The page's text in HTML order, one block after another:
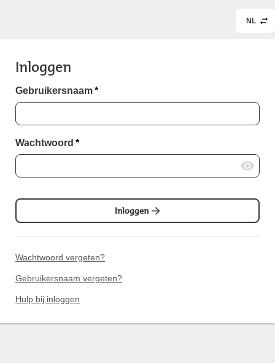
NL
Inloggen
Gebruikersnaam*
Wachtwoord *
Inloggen
Wachtwoord vergeten?
Gebruikersnaam vergeten?
Hulp bij inloggen